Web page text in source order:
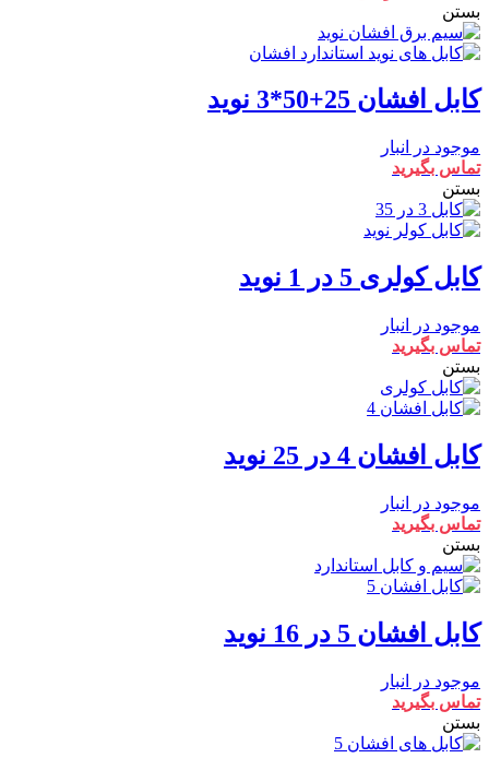
بستن
کابل افشان 25+50*3 نوید
موجود در انبار
تماس بگیرید
بستن
کابل کولری 5 در 1 نوید
موجود در انبار
تماس بگیرید
بستن
کابل افشان 4 در 25 نوید
موجود در انبار
تماس بگیرید
بستن
کابل افشان 5 در 16 نوید
موجود در انبار
تماس بگیرید
بستن